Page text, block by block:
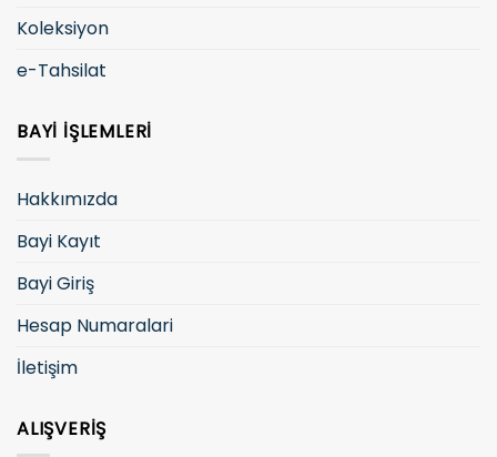
Koleksiyon
e-Tahsilat
BAYI İŞLEMLERI
Hakkımızda
Bayi Kayıt
Bayi Giriş
Hesap Numaralari
İletişim
ALIŞVERIŞ